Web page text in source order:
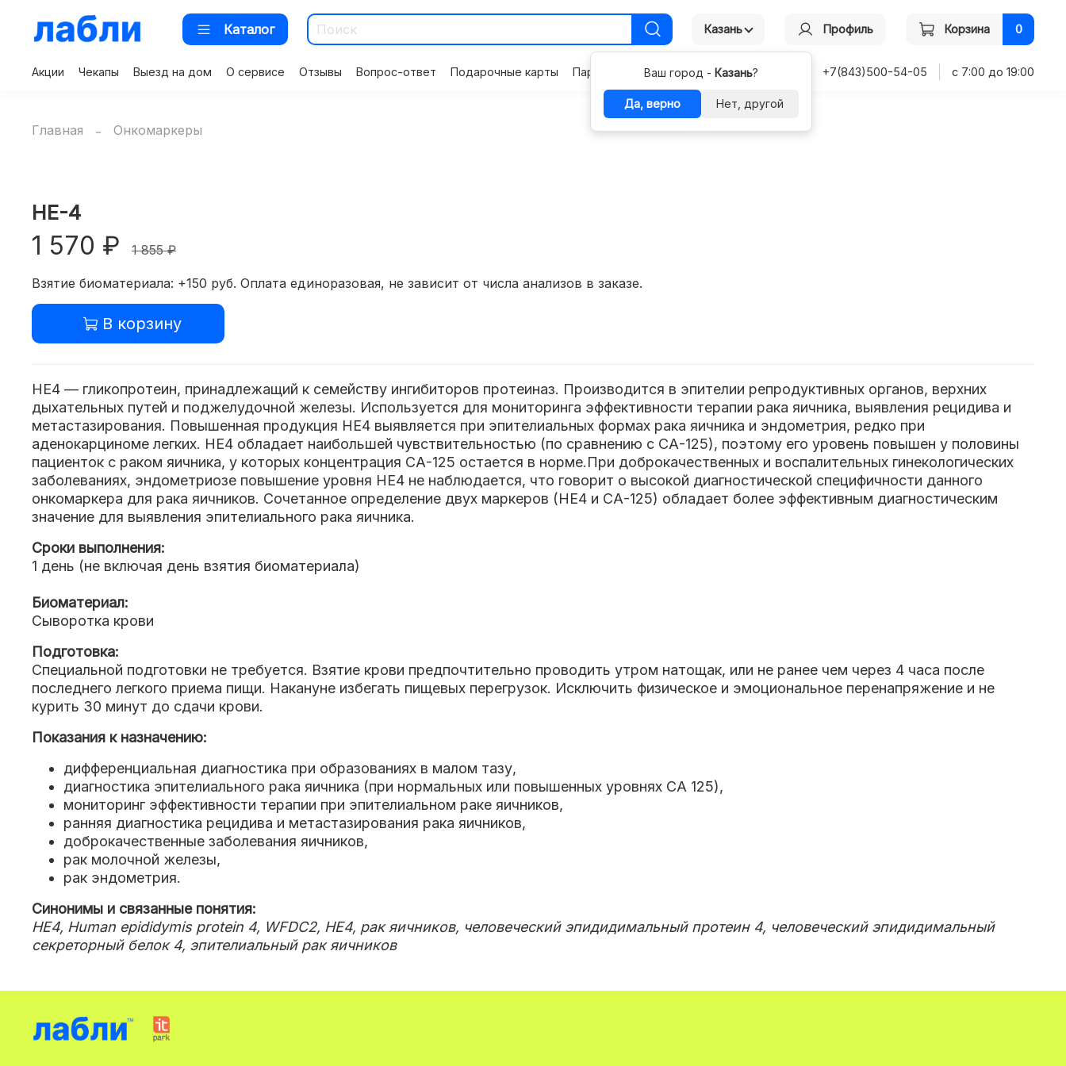
Каталог Казань
Ваш город - Казань?
Да, верно Нет, другой
Профиль Корзина 0
Акции Чекапы Выезд на дом О сервисе Отзывы Вопрос-ответ Подарочные карты Партнерам Контакты +7(843)500-54-05 с 7:00 до 19:00
Главная Онкомаркеры
HE-4
1 570 ₽ 1 855 ₽
Взятие биоматериала: +150 руб. Оплата единоразовая, не зависит от числа анализов в заказе.
В корзину
НЕ4 — гликопротеин, принадлежащий к семейству ингибиторов протеиназ. Производится в эпителии репродуктивных органов, верхних
дыхательных путей и поджелудочной железы. Используется для мониторинга эффективности терапии рака яичника, выявления рецидива и
метастазирования. Повышенная продукция НЕ4 выявляется при эпителиальных формах рака яичника и эндометрия, редко при
аденокарциноме легких. НЕ4 обладает наибольшей чувствительностью (по сравнению с СА-125), поэтому его уровень повышен у половины
пациенток с раком яичника, у которых концентрация СА-125 остается в норме.При доброкачественных и воспалительных гинекологических
заболеваниях, эндометриозе повышение уровня НЕ4 не наблюдается, что говорит о высокой диагностической специфичности данного
онкомаркера для рака яичников. Сочетанное определение двух маркеров (НЕ4 и СА-125) обладает более эффективным диагностическим
значение для выявления эпителиального рака яичника.
Сроки выполнения:
1 день (не включая день взятия биоматериала)
Биоматериал:
Сыворотка крови
Подготовка:
Специальной подготовки не требуется. Взятие крови предпочтительно проводить утром натощак, или не ранее чем через 4 часа после
последнего легкого приема пищи. Накануне избегать пищевых перегрузок. Исключить физическое и эмоциональное перенапряжение и не
курить 30 минут до сдачи крови.
Показания к назначению:
дифференциальная диагностика при образованиях в малом тазу,
диагностика эпителиального рака яичника (при нормальных или повышенных уровнях СА 125),
мониторинг эффективности терапии при эпителиальном раке яичников,
ранняя диагностика рецидива и метастазирования рака яичников,
доброкачественные заболевания яичников,
рак молочной железы,
рак эндометрия.
Синонимы и связанные понятия:
HE4, Human epididymis protein 4, WFDC2, HE4, рак яичников, человеческий эпидидимальный протеин 4, человеческий эпидидимальный
секреторный белок 4, эпителиальный рак яичников